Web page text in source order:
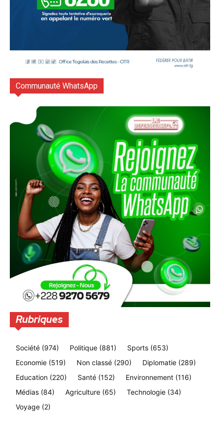
Communauté WhatsApp
Rubriques
Société (974) Politique (881) Sports (653)
Economie (519) Non classé (290) Diplomatie (289)
Education (220) Santé (152) Environnement (116)
Médias (84) Agriculture (65) Technologie (34)
Voyage (2)